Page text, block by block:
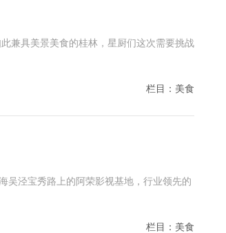
兼具美景美食的桂林，星厨们这次需要挑战
栏目：美食
吴泾宝秀路上的阿荣影视基地，行业领先的
栏目：美食